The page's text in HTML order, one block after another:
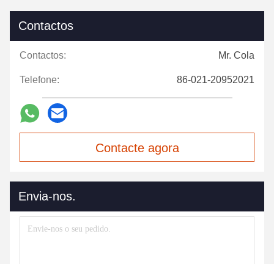
Contactos
Contactos: Mr. Cola
Telefone: 86-021-20952021
Contacte agora
Envia-nos.